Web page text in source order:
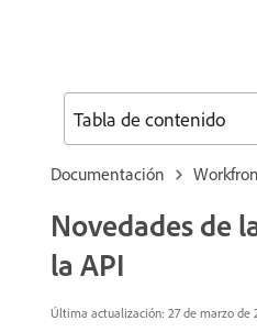
Documentación
Novedades de
la API
Última actualización: 27 de marzo de
Tabla de contenido